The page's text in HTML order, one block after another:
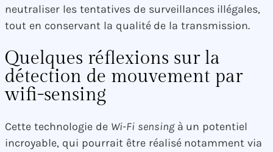
neutraliser les tentatives de surveillances illégales,
tout en conservant la qualité de la transmission.
Quelques réflexions sur la
détection de mouvement par
wifi-sensing
Cette technologie de Wi-Fi sensingà un potentiel
incroyable, qui pourrait être réalisé notamment via